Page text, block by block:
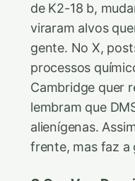
de K2-18 b,
viraram alvos
gente. No X,
processos
Cambridge quer
lembram que
alienígenas.
frente, mas faz a